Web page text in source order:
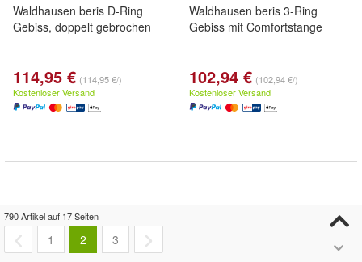
Waldhausen beris D-Ring
Gebiss, doppelt gebrochen
114,95 € (114,95 €/)
Kostenloser Versand
Waldhausen beris 3-Ring
Gebiss mit Comfortstange
102,94 € (102,94 €/)
Kostenloser Versand
790 Artikel auf 17 Seiten
1 2 3